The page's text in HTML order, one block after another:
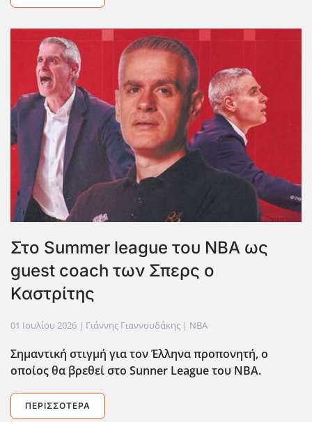
Στο Summer league του ΝΒΑ ως
guest coach των Σπερς ο
Καστρίτης
01 Ιουλίου 2026 | Γιάννης Γιαννουδάκης | NBA
Σημαντική στιγμή για τον Έλληνα προπονητή, ο
οποίος θα βρεθεί στο Sunner Leagueτου ΝΒΑ.
ΠΕΡΙΣΣΌΤΕΡΑ